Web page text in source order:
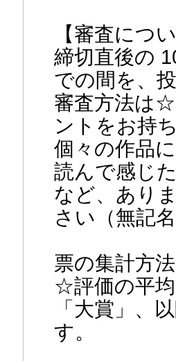
【審査につ
締切直後の
での間を、
審査方法は
ントをお持
個々の作品
読んで感じ
など、あり
さい（無記
票の集計方
☆評価の平
「大賞」、
す。